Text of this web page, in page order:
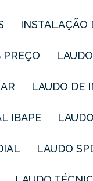
INSTALAÇÃO
PREÇO
LAUDO DE
IBAPE
LAUDO